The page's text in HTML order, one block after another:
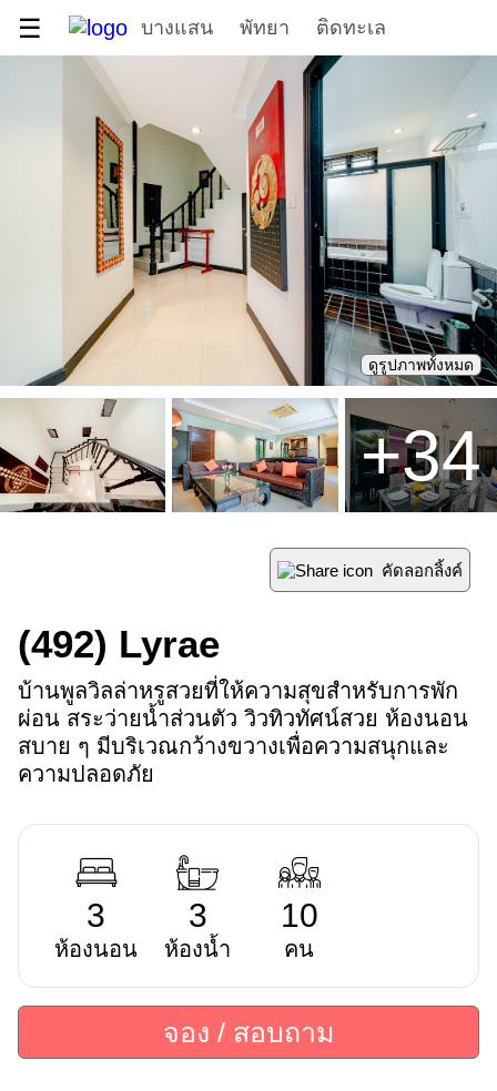
☰ บางแสน พัทยา ติดทะเล
ดูรูปภาพทั้งหมด
+34
(492) Lyrae
คัดลอกลิ้งค์
บ้านพูลวิลล่าหรูสวยที่ให้ความสุขสำหรับการพัก
ผ่อน สระว่ายน้ำส่วนตัว วิวทิวทัศน์สวย ห้องนอน
สบาย ๆ มีบริเวณกว้างขวางเพื่อความสนุกและ
ความปลอดภัย
3
ห้องนอน
3
ห้องน้ำ
10
คน
จอง / สอบถาม